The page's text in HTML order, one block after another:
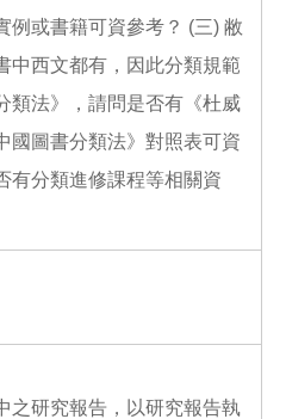
例或書籍可資參考？ (三) 敝
中西文都有，因此分類規範
類法》，請問是否有《杜威
國圖書分類法》對照表可資
有分類進修課程等相關資
之研究報告，以研究報告執